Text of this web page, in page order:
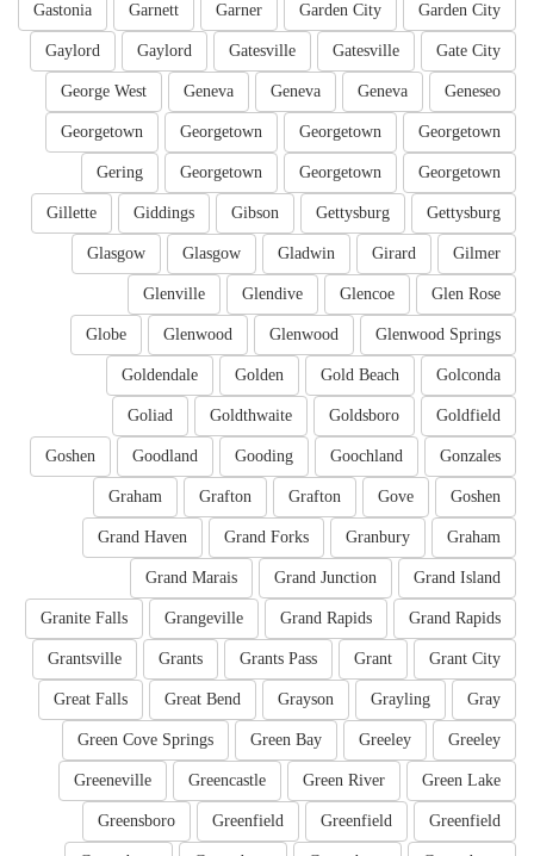
Garden City
Garden City
Garner
Garnett
Gastonia
Gate City
Gatesville
Gatesville
Gaylord
Gaylord
Geneseo
Geneva
Geneva
Geneva
George West
Georgetown
Georgetown
Georgetown
Georgetown
Georgetown
Georgetown
Georgetown
Gering
Gettysburg
Gettysburg
Gibson
Giddings
Gillette
Gilmer
Girard
Gladwin
Glasgow
Glasgow
Glen Rose
Glencoe
Glendive
Glenville
Glenwood Springs
Glenwood
Glenwood
Globe
Golconda
Gold Beach
Golden
Goldendale
Goldfield
Goldsboro
Goldthwaite
Goliad
Gonzales
Goochland
Gooding
Goodland
Goshen
Goshen
Gove
Grafton
Grafton
Graham
Graham
Granbury
Grand Forks
Grand Haven
Grand Island
Grand Junction
Grand Marais
Grand Rapids
Grand Rapids
Grangeville
Granite Falls
Grant City
Grant
Grants Pass
Grants
Grantsville
Gray
Grayling
Grayson
Great Bend
Great Falls
Greeley
Greeley
Green Bay
Green Cove Springs
Green Lake
Green River
Greencastle
Greeneville
Greenfield
Greenfield
Greenfield
Greensboro